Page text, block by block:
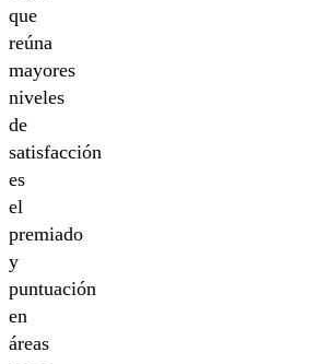
que
reúna
mayores
niveles
de
satisfacción
es
el
premiado
y
puntuación
en
áreas